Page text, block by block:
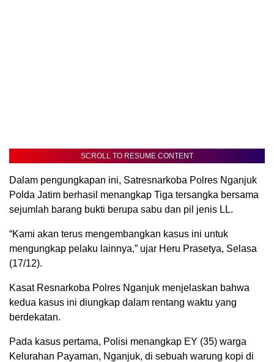
SCROLL TO RESUME CONTENT
Dalam pengungkapan ini, Satresnarkoba Polres Nganjuk
Polda Jatim berhasil menangkap Tiga tersangka bersama
sejumlah barang bukti berupa sabu dan pil jenis LL.
“Kami akan terus mengembangkan kasus ini untuk
mengungkap pelaku lainnya,” ujar Heru Prasetya, Selasa
(17/12).
Kasat Resnarkoba Polres Nganjuk menjelaskan bahwa
kedua kasus ini diungkap dalam rentang waktu yang
berdekatan.
Pada kasus pertama, Polisi menangkap EY (35) warga
Kelurahan Payaman, Nganjuk, di sebuah warung kopi di